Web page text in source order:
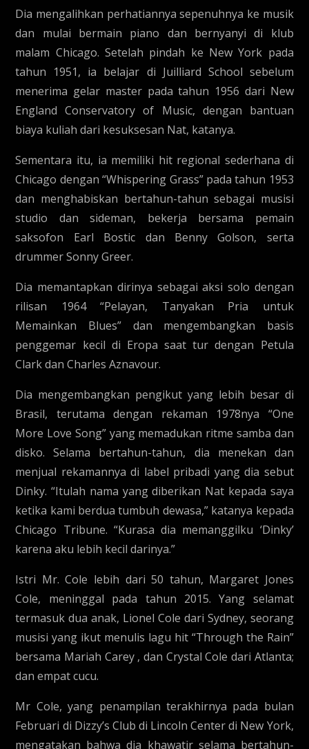
Dia mengalihkan perhatiannya sepenuhnya ke musik
dan mulai bermain piano dan bernyanyi di klub
malam Chicago. Setelah pindah ke New York pada
tahun 1951, ia belajar di Juilliard School sebelum
menerima gelar master pada tahun 1956 dari New
England Conservatory of Music, dengan bantuan
biaya kuliah dari kesuksesan Nat, katanya.
Sementara itu, ia memiliki hit regional sederhana di
Chicago dengan “Whispering Grass” pada tahun 1953
dan menghabiskan bertahun-tahun sebagai musisi
studio dan sideman, bekerja bersama pemain
saksofon Earl Bostic dan Benny Golson, serta
drummer Sonny Greer.
Dia memantapkan dirinya sebagai aksi solo dengan
rilisan 1964 “Pelayan, Tanyakan Pria untuk
Memainkan Blues” dan mengembangkan basis
penggemar kecil di Eropa saat tur dengan Petula
Clark dan Charles Aznavour.
Dia mengembangkan pengikut yang lebih besar di
Brasil, terutama dengan rekaman 1978nya “One
More Love Song” yang memadukan ritme samba dan
disko. Selama bertahun-tahun, dia menekan dan
menjual rekamannya di label pribadi yang dia sebut
Dinky. “Itulah nama yang diberikan Nat kepada saya
ketika kami berdua tumbuh dewasa,” katanya kepada
Chicago Tribune. “Kurasa dia memanggilku ‘Dinky’
karena aku lebih kecil darinya.”
Istri Mr. Cole lebih dari 50 tahun, Margaret Jones
Cole, meninggal pada tahun 2015. Yang selamat
termasuk dua anak, Lionel Cole dari Sydney, seorang
musisi yang ikut menulis lagu hit “Through the Rain”
bersama Mariah Carey , dan Crystal Cole dari Atlanta;
dan empat cucu.
Mr Cole, yang penampilan terakhirnya pada bulan
Februari di Dizzy’s Club di Lincoln Center di New York,
mengatakan bahwa dia khawatir selama bertahun-